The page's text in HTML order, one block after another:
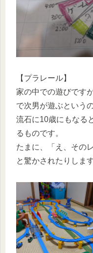
【プラレール】
家の中での遊びです
で次男が遊ぶという
流石に10歳にもなる
るものです。
たまに、「え、その
と驚かされたりします